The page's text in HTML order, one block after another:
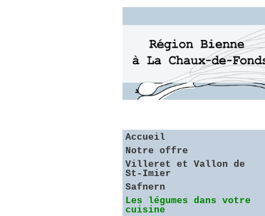
Accueil
Notre offre
Villeret et Vallon de
St-Imier
Safnern
Les légumes dans votre
cuisine